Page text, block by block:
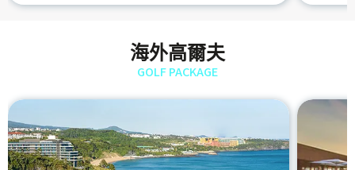
海外高爾夫
GOLF PACKAGE